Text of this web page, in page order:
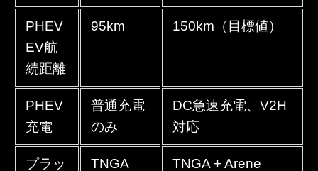
PHEV
EV航
続距離
95km 150km（目標値）
PHEV
充電
普通充電
のみ
DC急速充電、V2H
対応
プラッ TNGA TNGA + Arene